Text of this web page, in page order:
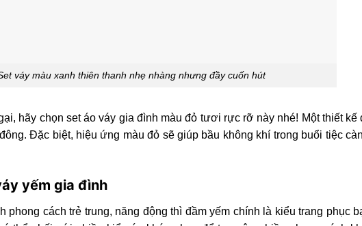
váy màu xanh thiên thanh nhẹ nhàng nhưng đầy cuốn hút
hãy chọn set áo váy gia đình màu đỏ tươi rực rỡ này nhé! Một thiết
Đặc biệt, hiệu ứng màu đỏ sẽ giúp bầu không khí trong buổi tiệc
yếm gia đình
phong cách trẻ trung, năng động thì đầm yếm chính là kiểu trang phục